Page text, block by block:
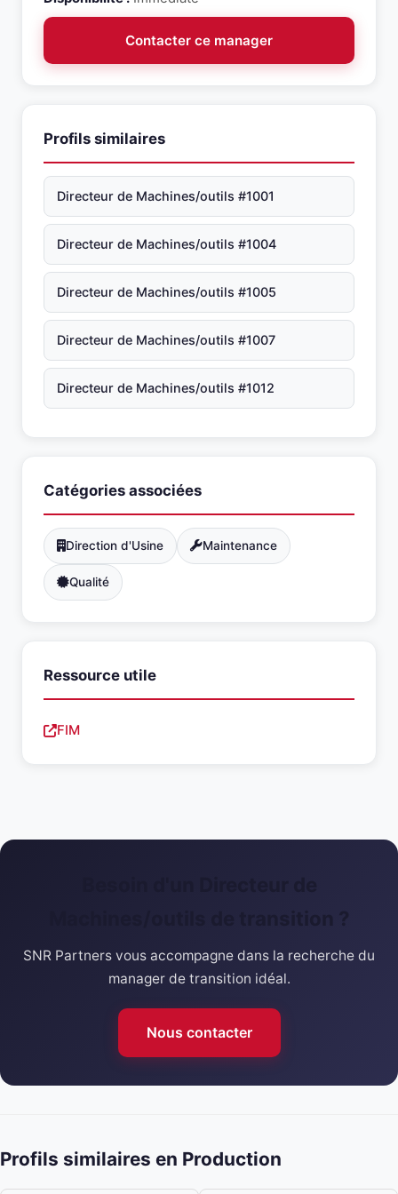
Contacter ce manager
Profils similaires
Directeur de Machines/outils #1001
Directeur de Machines/outils #1004
Directeur de Machines/outils #1005
Directeur de Machines/outils #1007
Directeur de Machines/outils #1012
Catégories associées
Direction d'Usine Maintenance
Qualité
Ressource utile
FIM
SNR Partners vous accompagne dans la recherche du
manager de transition idéal.
Nous contacter
Profils similaires en Production